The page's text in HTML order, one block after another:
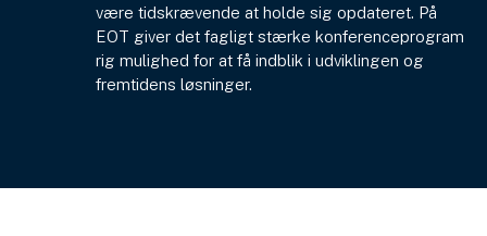
være tidskrævende at holde sig opdateret. På
EOT giver det fagligt stærke konferenceprogram
rig mulighed for at få indblik i udviklingen og
fremtidens løsninger.